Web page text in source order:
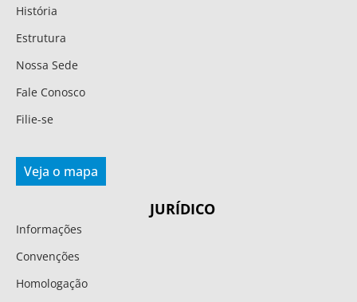
História
Estrutura
Nossa Sede
Fale Conosco
Filie-se
Veja o mapa
JURÍDICO
Informações
Convenções
Homologação